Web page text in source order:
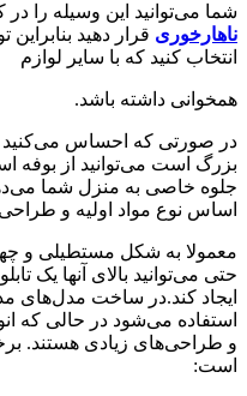
شما می‌­توانید این وسیله را در
ناهارخوری قرار دهید
انتخاب کنید که با سایر لوازم
هم­خوانی داشته باشد.
در صورتی که احساس می‌­کنید
بزرگ است می­‌توانید از بوفه
جلوه خاصی به منزل شما
اساس نوع مواد اولیه و
معمولا به ­شکل مستطیلی و
حتی می‌­توانید بالای آنها یک
ایجاد کند.در ساخت مدل­‌های
استفاده می­‌شود در حالی که
و طراحی‌­های زیادی هستند.
است: